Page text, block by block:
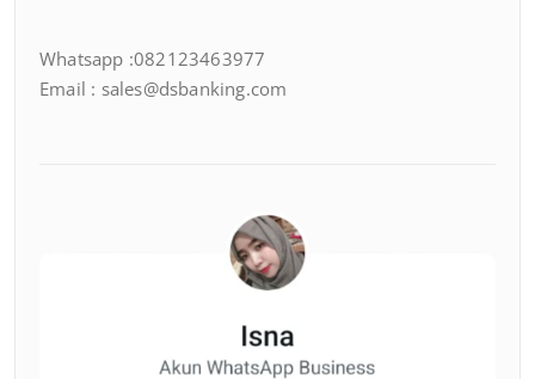
Whatsapp :082123463977
Email : sales@dsbanking.com